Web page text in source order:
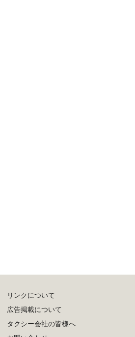
リンクについて
広告掲載について
タクシー会社の皆様へ